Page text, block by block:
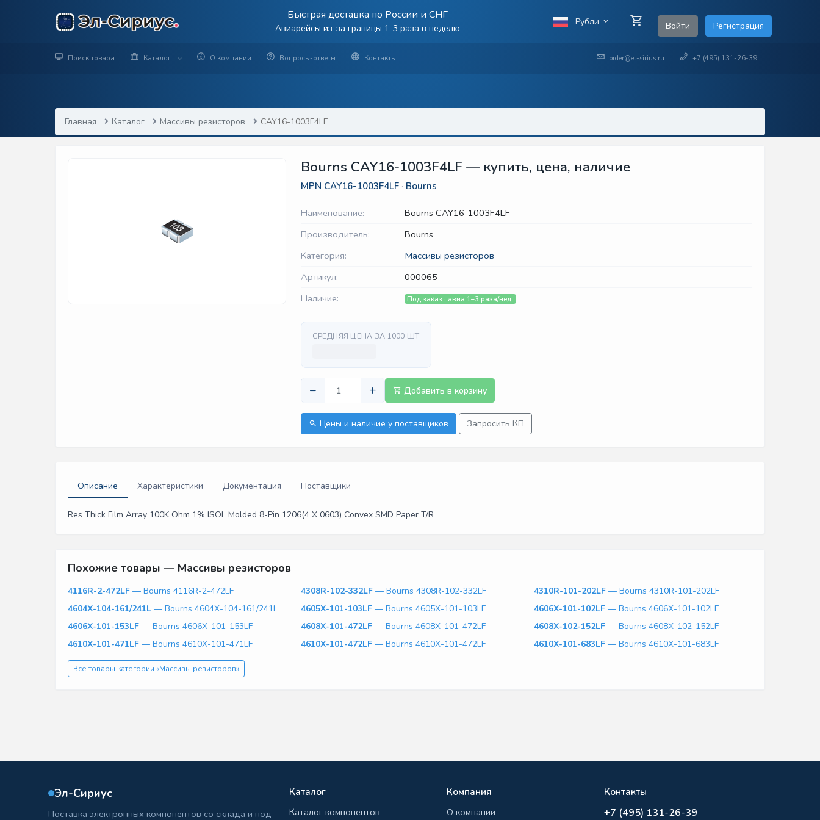
Быстрая доставка по России и СНГ
Авиарейсы из-за границы 1-3 раза в неделю
Рубли Войти Регистрация
Поиск товара Каталог О компании Вопросы-ответы Контакты order@el-sirius.ru +7 (495) 131-26-39
Главная Каталог Массивы резисторов CAY16-1003F4LF
Bourns CAY16-1003F4LF — купить, цена, наличие
MPN CAY16-1003F4LF · Bourns
Наименование:
Bourns CAY16-1003F4LF
Производитель:
Bourns
Категория:
Массивы резисторов
Артикул:
000065
Наличие:
Под заказ · авиа 1–3 раза/нед.
СРЕДНЯЯ ЦЕНА ЗА 1000 ШТ
− + Добавить в корзину
Цены и наличие у поставщиков Запросить КП
Описание Характеристики Документация Поставщики
Res Thick Film Array 100K Ohm 1% ISOL Molded 8-Pin 1206(4 X 0603) Convex SMD Paper T/R
Похожие товары — Массивы резисторов
4116R-2-472LF — Bourns 4116R-2-472LF 4308R-102-332LF — Bourns 4308R-102-332LF 4310R-101-202LF — Bourns 4310R-101-202LF
4604X-104-161/241L — Bourns 4604X-104-161/241L 4605X-101-103LF — Bourns 4605X-101-103LF 4606X-101-102LF — Bourns 4606X-101-102LF
4606X-101-153LF — Bourns 4606X-101-153LF 4608X-101-472LF — Bourns 4608X-101-472LF 4608X-102-152LF — Bourns 4608X-102-152LF
4610X-101-471LF — Bourns 4610X-101-471LF 4610X-101-472LF — Bourns 4610X-101-472LF 4610X-101-683LF — Bourns 4610X-101-683LF
Все товары категории «Массивы резисторов»
Эл-Сириус
Поставка электронных компонентов со склада и под
Каталог
Каталог компонентов
Компания
О компании
Контакты
+7 (495) 131-26-39